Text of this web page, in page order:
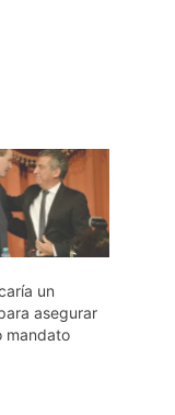
un
asegurar
mandato